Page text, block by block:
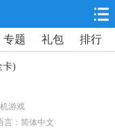
专题 礼包 排行
卡)
游戏
言：简体中文